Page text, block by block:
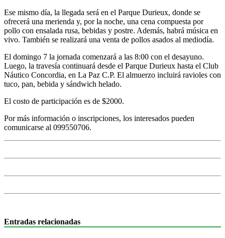
Ese mismo día, la llegada será en el Parque Durieux, donde se
ofrecerá una merienda y, por la noche, una cena compuesta por
pollo con ensalada rusa, bebidas y postre. Además, habrá música en
vivo. También se realizará una venta de pollos asados al mediodía.
El domingo 7 la jornada comenzará a las 8:00 con el desayuno.
Luego, la travesía continuará desde el Parque Durieux hasta el Club
Náutico Concordia, en La Paz C.P. El almuerzo incluirá ravioles con
tuco, pan, bebida y sándwich helado.
El costo de participación es de $2000.
Por más información o inscripciones, los interesados pueden
comunicarse al 099550706.
Entradas relacionadas